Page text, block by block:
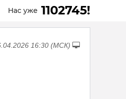
Нас уже 1102745!
16:30 (МСК)